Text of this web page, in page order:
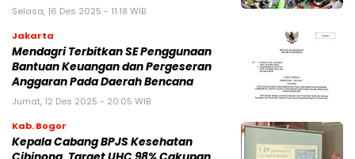
Selasa, 16 Des 2025 - 11:18 WIB
Jakarta
Mendagri Terbitkan SE Penggunaan
Bantuan Keuangan dan Pergeseran
Anggaran Pada Daerah Bencana
Jumat, 12 Des 2025 - 20:05 WIB
Kab. Bogor
Kepala Cabang BPJS Kesehatan